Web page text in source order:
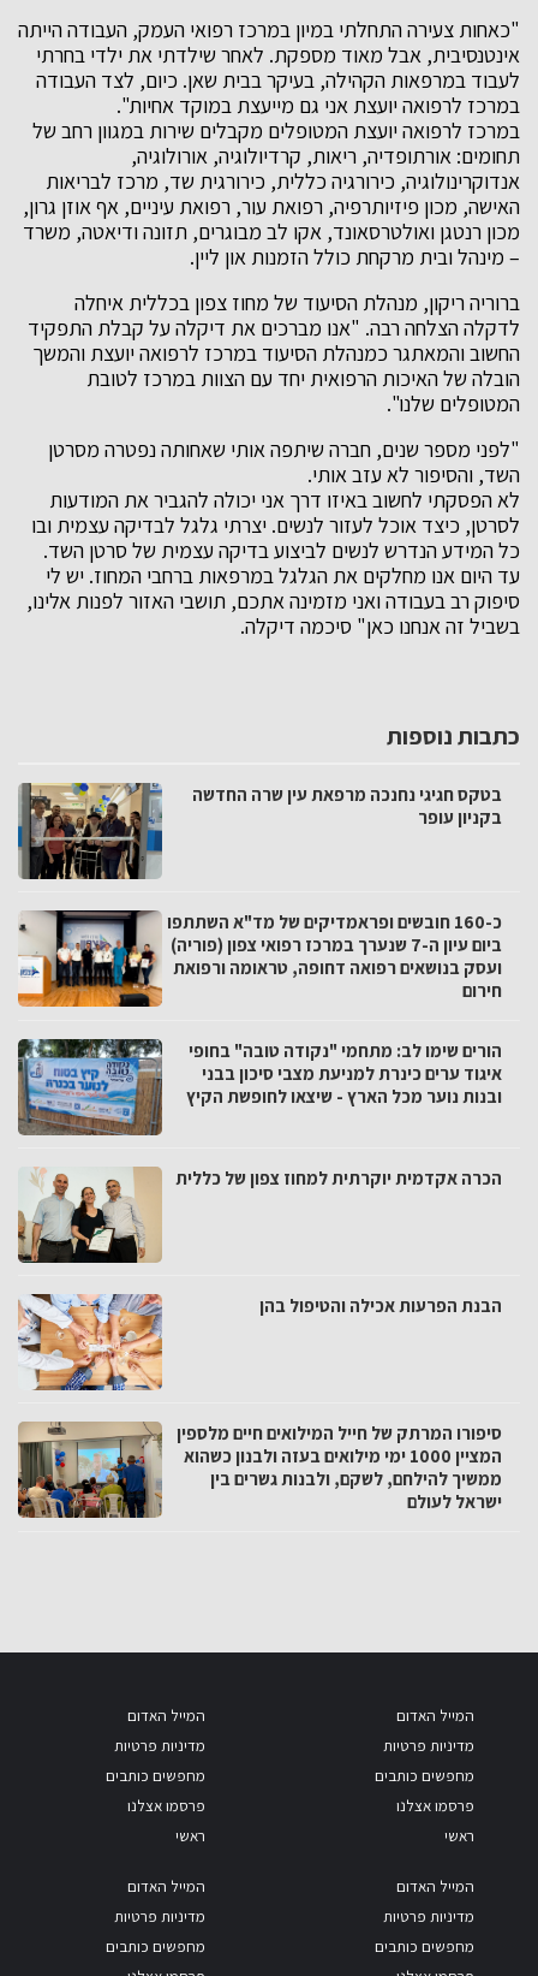
"כאחות צעירה התחלתי במיון במרכז רפואי העמק, העבודה הייתה
אינטנסיבית, אבל מאוד מספקת. לאחר שילדתי את ילדי בחרתי
לעבוד במרפאות הקהילה, בעיקר בבית שאן. כיום, לצד העבודה
במרכז לרפואה יועצת אני גם מייעצת במוקד אחיות".
במרכז לרפואה יועצת המטופלים מקבלים שירות במגוון רחב של
תחומים: אורתופדיה, ריאות, קרדיולוגיה, אורולוגיה,
אנדוקרינולוגיה, כירורגיה כללית, כירורגית שד, מרכז לבריאות
האישה, מכון פיזיותרפיה, רפואת עור, רפואת עיניים, אף אוזן גרון,
מכון רנטגן ואולטרסאונד, אקו לב מבוגרים, תזונה ודיאטה, משרד
– מינהל ובית מרקחת כולל הזמנות און ליין.
ברוריה ריקון, מנהלת הסיעוד של מחוז צפון בכללית איחלה
לדקלה הצלחה רבה. "אנו מברכים את דיקלה על קבלת התפקיד
החשוב והמאתגר כמנהלת הסיעוד במרכז לרפואה יועצת והמשך
הובלה של האיכות הרפואית יחד עם הצוות במרכז לטובת
המטופלים שלנו".
"לפני מספר שנים, חברה שיתפה אותי שאחותה נפטרה מסרטן
השד, והסיפור לא עזב אותי.
לא הפסקתי לחשוב באיזו דרך אני יכולה להגביר את המודעות
לסרטן, כיצד אוכל לעזור לנשים. יצרתי גלגל לבדיקה עצמית ובו
כל המידע הנדרש לנשים לביצוע בדיקה עצמית של סרטן השד.
עד היום אנו מחלקים את הגלגל במרפאות ברחבי המחוז. יש לי
סיפוק רב בעבודה ואני מזמינה אתכם, תושבי האזור לפנות אלינו,
בשביל זה אנחנו כאן" סיכמה דיקלה.
כתבות נוספות
בטקס חגיגי נחנכה מרפאת עין שרה החדשה
בקניון עופר
כ-160 חובשים ופראמדיקים של מד"א השתתפו
ביום עיון ה-7 שנערך במרכז רפואי צפון (פוריה)
ועסק בנושאים רפואה דחופה, טראומה ורפואת
חירום
הורים שימו לב: מתחמי "נקודה טובה" בחופי
איגוד ערים כינרת למניעת מצבי סיכון בבני
ובנות נוער מכל הארץ - שיצאו לחופשת הקיץ
הכרה אקדמית יוקרתית למחוז צפון של כללית
הבנת הפרעות אכילה והטיפול בהן
סיפורו המרתק של חייל המילואים חיים מלספין
המציין 1000 ימי מילואים בעזה ולבנון כשהוא
ממשיך להילחם, לשקם, ולבנות גשרים בין
ישראל לעולם
המייל האדום
מדיניות פרטיות
מחפשים כותבים
פרסמו אצלנו
ראשי
המייל האדום
מדיניות פרטיות
מחפשים כותבים
פרסמו אצלנו
ראשי
המייל האדום
מדיניות פרטיות
מחפשים כותבים
המייל האדום
מדיניות פרטיות
מחפשים כותבים